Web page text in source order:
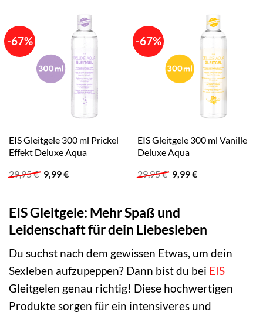
-67%
EIS Gleitgele 300 ml Prickel
Effekt Deluxe Aqua
29,95€ Ursprünglicher
9,99€Aktueller
-67%
EIS Gleitgele 300 ml Vanille
Deluxe Aqua
29,95€ Ursprünglicher
9,99€Aktueller
EIS Gleitgele: Mehr Spaß und
Leidenschaft für dein Liebesleben
Du suchst nach dem gewissen Etwas, um dein
Sexleben aufzupeppen? Dann bist du bei EIS
Gleitgelen genau richtig! Diese hochwertigen
Produkte sorgen für ein intensiveres und